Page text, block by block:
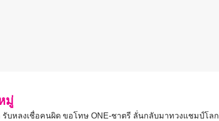
มู่
า รับหลงเชื่อคนผิด ขอโทษ ONE-ชาตรี ลั่นกลับมาทวงแชมป์โลก